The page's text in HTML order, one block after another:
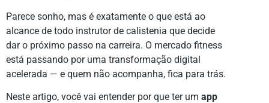
Parece sonho, mas é exatamente o que está ao
alcance de todo instrutor de calistenia que decide
dar o próximo passo na carreira. O mercado fitness
está passando por uma transformação digital
acelerada — e quem não acompanha, fica para trás.
Neste artigo, você vai entender por que ter um app